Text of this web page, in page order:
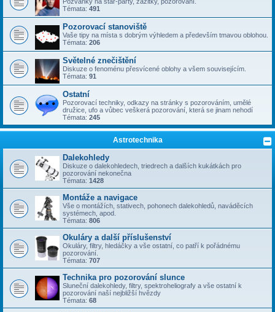
Témata: 491
Pozorovací stanoviště
Vaše tipy na místa s dobrým výhledem a především tmavou oblohou.
Témata: 206
Světelné znečištění
Diskuze o fenoménu přesvícené oblohy a všem souvisejícím.
Témata: 91
Ostatní
Pozorovací techniky, odkazy na stránky s pozorováním, umělé
družice, ufo a vůbec veškerá pozorování, která se jinam nehodí
Témata: 245
Astrotechnika
Dalekohledy
Diskuze o dalekohledech, triedrech a dalších kukátkách pro
pozorování nekonečna
Témata: 1428
Montáže a navigace
Vše o montážích, stativech, pohonech dalekohledů, naváděcích
systémech, apod.
Témata: 806
Okuláry a další příslušenství
Okuláry, filtry, hledáčky a vše ostatní, co patří k pořádnému
pozorování.
Témata: 707
Technika pro pozorování slunce
Sluneční dalekohledy, filtry, spektroheliografy a vše ostatní k
pozorování naší nejbližší hvězdy
Témata: 68